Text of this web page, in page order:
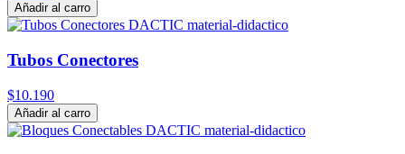
Añadir al carro
Tubos Conectores
$10.190
Añadir al carro